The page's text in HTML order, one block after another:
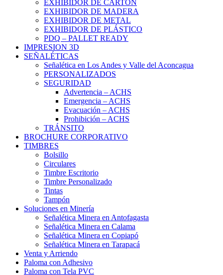
EXHIBIDOR DE CARTÓN
EXHIBIDOR DE MADERA
EXHIBIDOR DE METAL
EXHIBIDOR DE PLÁSTICO
PDQ – PALLET READY
IMPRESION 3D
SEÑALÉTICAS
Señalética en Los Andes y Valle del Aconcagua
PERSONALIZADOS
SEGURIDAD
Advertencia – ACHS
Emergencia – ACHS
Evacuación – ACHS
Prohibición – ACHS
TRÁNSITO
BROCHURE CORPORATIVO
TIMBRES
Bolsillo
Circulares
Timbre Escritorio
Timbre Personalizado
Tintas
Tampón
Soluciones en Minería
Señalética Minera en Antofagasta
Señalética Minera en Calama
Señalética Minera en Copiapó
Señalética Minera en Tarapacá
Venta y Arriendo
Paloma con Adhesivo
Paloma con Tela PVC